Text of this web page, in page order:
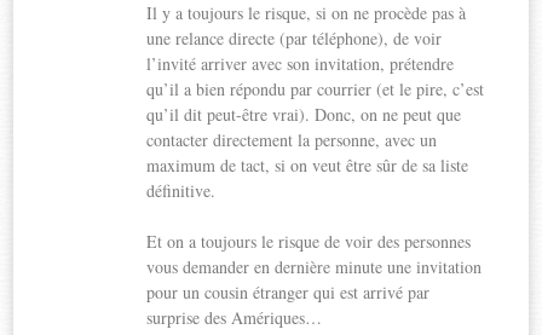
Il y a toujours le risque, si on ne procède pas à
une relance directe (par téléphone), de voir
l’invité arriver avec son invitation, prétendre
qu’il a bien répondu par courrier (et le pire, c’est
qu’il dit peut-être vrai). Donc, on ne peut que
contacter directement la personne, avec un
maximum de tact, si on veut être sûr de sa liste
définitive.
Et on a toujours le risque de voir des personnes
vous demander en dernière minute une invitation
pour un cousin étranger qui est arrivé par
surprise des Amériques…